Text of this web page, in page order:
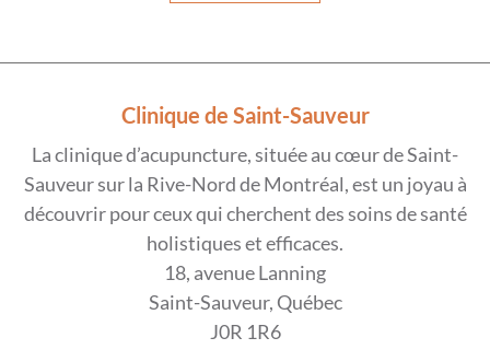
Clinique de Saint-Sauveur
La clinique d’acupuncture, située au cœur de Saint-
Sauveur sur la Rive-Nord de Montréal, est un joyau à
découvrir pour ceux qui cherchent des soins de santé
holistiques et efficaces.
18, avenue Lanning
Saint-Sauveur, Québec
J0R 1R6